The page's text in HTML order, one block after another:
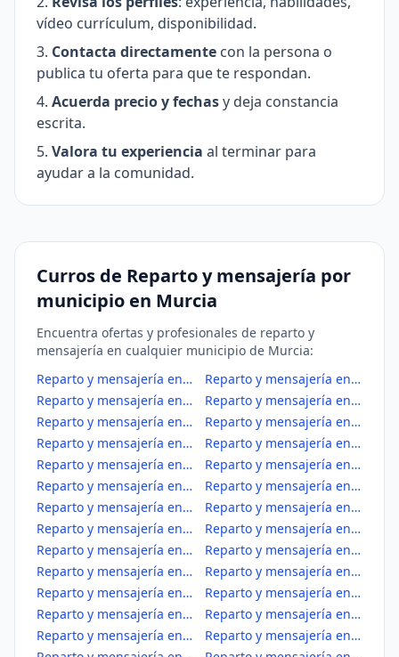
vídeo currículum, disponibilidad.
Contacta directamente con la persona o
publica tu oferta para que te respondan.
Acuerda precio y fechasy deja constancia
escrita.
Valora tu experiencia al terminar para
ayudar a la comunidad.
Curros de Reparto y mensajería por
municipio en Murcia
Encuentra ofertas y profesionales de reparto y
mensajería en cualquier municipio de Murcia:
Reparto y mensajería en Abanilla
Reparto y mensajería en Abarán
Reparto y mensajería en Águilas
Reparto y mensajería en Albudeite
Reparto y mensajería en Alcantarilla
Reparto y mensajería en Alcázares, Los
Reparto y mensajería en Aledo
Reparto y mensajería en Alguazas
Reparto y mensajería en Alhama de Murcia
Reparto y mensajería en Archena
Reparto y mensajería en Beniel
Reparto y mensajería en Blanca
Reparto y mensajería en Bullas
Reparto y mensajería en Calasparra
Reparto y mensajería en Campos del Río
Reparto y mensajería en Caravaca de la Cruz
Reparto y mensajería en Cartagena
Reparto y mensajería en Cehegín
Reparto y mensajería en Ceutí
Reparto y mensajería en Cieza
Reparto y mensajería en Fortuna
Reparto y mensajería en Fuente Álamo de Murcia
Reparto y mensajería en Jumilla
Reparto y mensajería en Librilla
Reparto y mensajería en Lorca
Reparto y mensajería en Lorquí